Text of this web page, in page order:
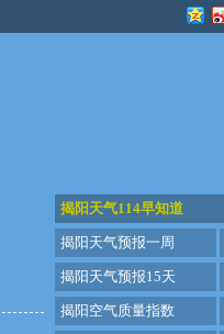
揭阳天气114早知道
揭阳天气预报一周
揭阳天气预报15天
揭阳空气质量指数